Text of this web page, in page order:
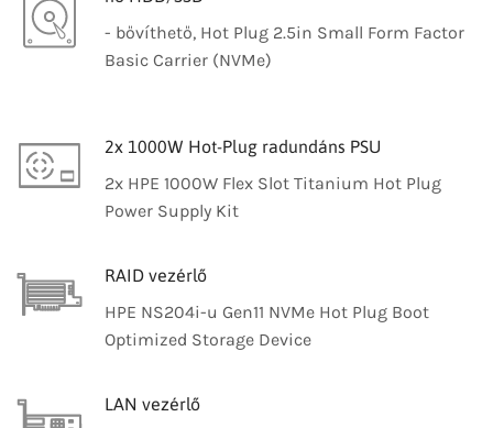
- bővíthető, Hot Plug 2.5in Small Form Factor
Basic Carrier (NVMe)
2x 1000W Hot-Plug radundáns PSU
2x HPE 1000W Flex Slot Titanium Hot Plug
Power Supply Kit
RAID vezérlő
HPE NS204i-u Gen11 NVMe Hot Plug Boot
Optimized Storage Device
LAN vezérlő